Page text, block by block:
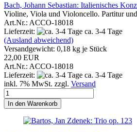
Bach, Johann Sebastian: Italienisches
Violine, Viola und Violoncello. Partitur
Art.Nr.: ACCO-18018
Lieferzeit:
ca. 3-4 Tage
(Ausland abweichend)
Versandgewicht: 0,18 kg je Stück
22,00 EUR
Art.Nr.: ACCO-18018
Lieferzeit:
ca. 3-4 Tage
inkl. 7% MwSt. zzgl. Versand
In den Warenkorb